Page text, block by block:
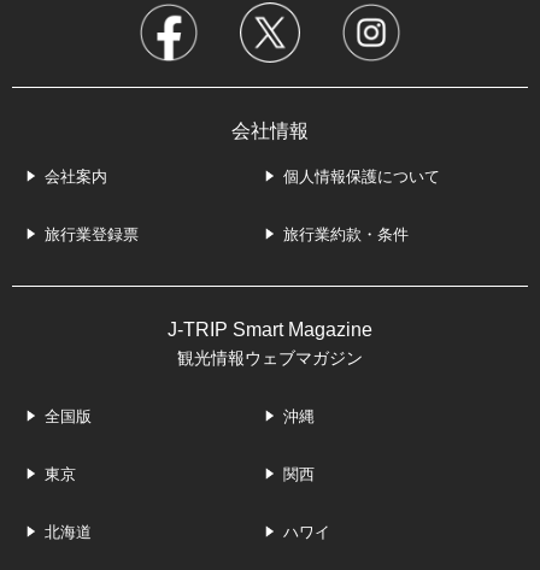
会社情報
会社案内 個人情報保護について
旅行業登録票 旅行業約款・条件
J-TRIP Smart Magazine
観光情報ウェブマガジン
全国版 沖縄
東京 関西
北海道 ハワイ